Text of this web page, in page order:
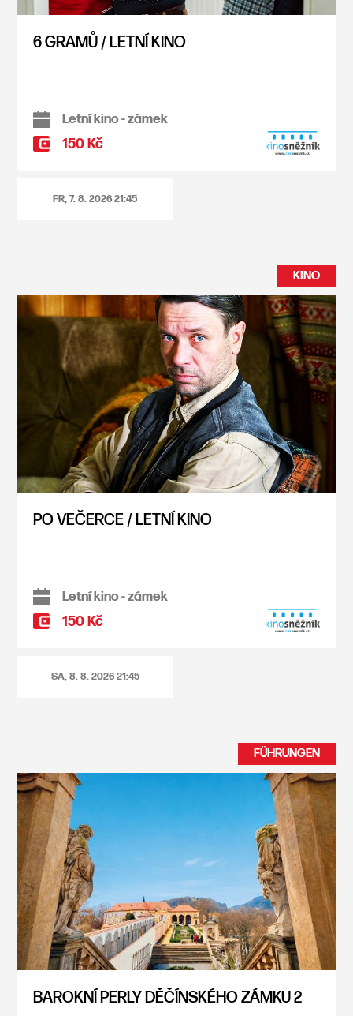
6 GRAMŮ / LETNÍ KINO
Letní kino - zámek
150 Kč
FR, 7. 8. 202621:45
KINO
PO VEČERCE / LETNÍ KINO
Letní kino - zámek
150 Kč
SA, 8. 8. 202621:45
FÜHRUNGEN
BAROKNÍ PERLY DĚČÍNSKÉHO ZÁMKU 2